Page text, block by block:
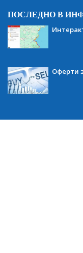
ПОСЛЕДНО В
Оферти